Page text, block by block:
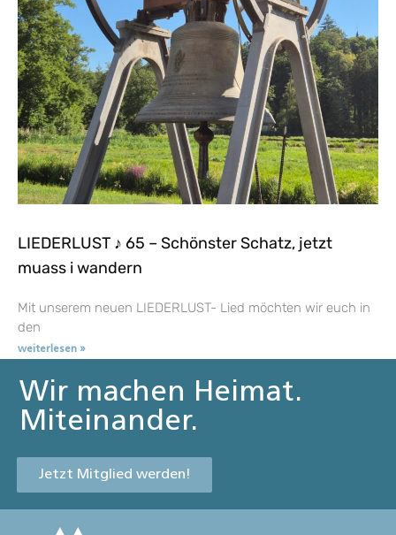
LIEDERLUST ♪ 65 – Schönster Schatz, jetzt
muass i wandern
Mit unserem neuen LIEDERLUST- Lied möchten wir euch in
den
weiterlesen »
Wir machen Heimat.
Miteinander.
Jetzt Mitglied werden!